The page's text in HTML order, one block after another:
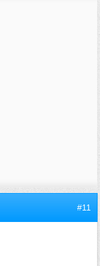
#11